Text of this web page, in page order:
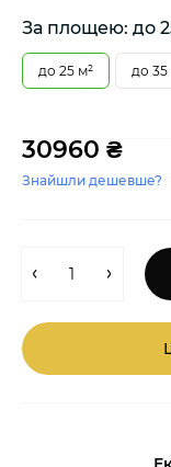
За площею: до
до 25 м² до 35
30960 ₴
Знайшли дешевше?